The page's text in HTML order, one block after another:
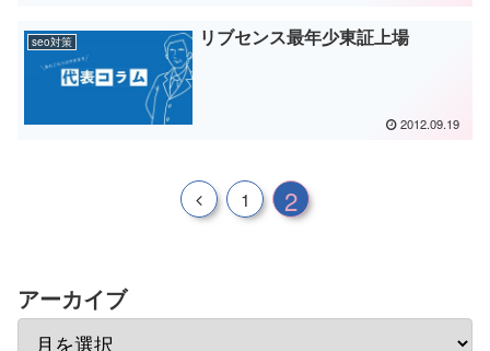
seo対策 リブセンス最年少東証上場
2012.09.19
1 2
アーカイブ